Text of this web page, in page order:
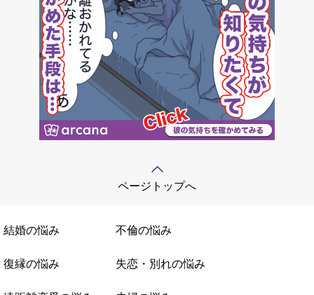
ページトップへ
結婚の悩み 不倫の悩み
復縁の悩み 失恋・別れの悩み